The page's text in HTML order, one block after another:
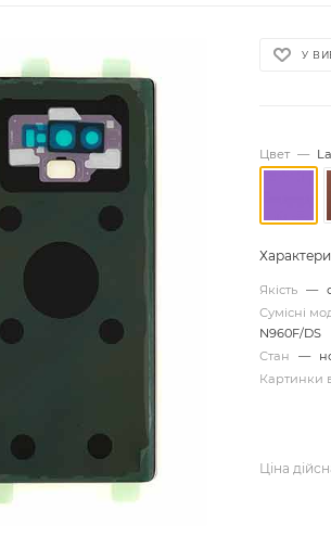
У
Цвет —
Якість —
Сумісні
N960F/DS
Стан
—
Картинки
Ціна